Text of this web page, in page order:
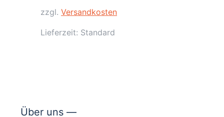
zzgl. Versandkosten
Lieferzeit: Standard
Über uns —